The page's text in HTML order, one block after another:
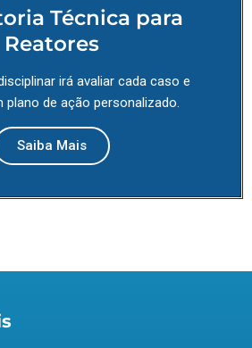
Técnica para
Reatores
irá avaliar cada caso e
plano de ação personalizado.
Saiba Mais